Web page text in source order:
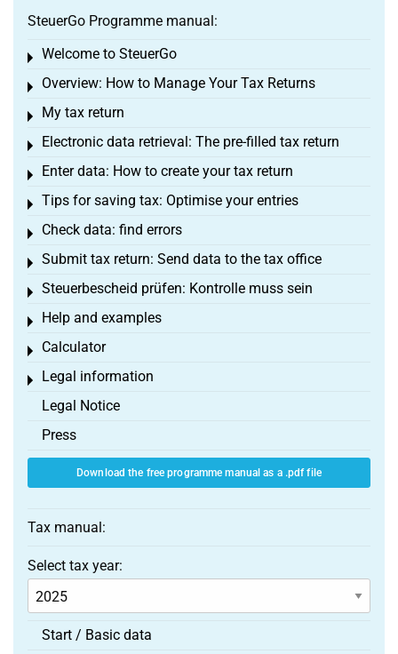
SteuerGo Programme manual:
Welcome to SteuerGo
Toggle menu
Overview: How to Manage Your Tax Returns
Toggle menu
My tax return
Toggle menu
Electronic data retrieval: The pre-filled tax return
Toggle menu
Enter data: How to create your tax return
Toggle menu
Tips for saving tax: Optimise your entries
Toggle menu
Check data: find errors
Toggle menu
Submit tax return: Send data to the tax office
Toggle menu
Steuerbescheid prüfen: Kontrolle muss sein
Toggle menu
Help and examples
Toggle menu
Calculator
Toggle menu
Legal information
Toggle menu
Legal Notice
Press
Download the free programme manual as a .pdf file
Tax manual:
Select tax year:
Start / Basic data